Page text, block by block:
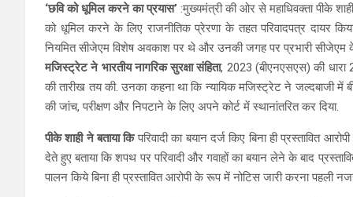
‘छवि को धूमिल करने का प्रयास’ :मुख्यमंत्री की ओर से महाधिवक्ता पीके
को धूमिल करने के लिए राजनीतिक प्रेरणा के तहत परिवादपत्र दायर
नियमित सीजेएम विशेष अवकाश पर थे और उनकी जगह पर प्रभारी
मजिस्ट्रेट ने भारतीय नागरिक सुरक्षा संहिता, 2023 (बीएनएसएस) की धारा
की तारीख तय की. उनका कहना था कि न्यायिक मजिस्ट्रेट ने जल्दबाजी
की जांच, परीक्षण और निपटाने के लिए अपने कोर्ट में स्थानांतरित कर दिया.
पीके शाही ने बताया किपरिवादी का बयान दर्ज किए बिना ही प्रस्तावित
देते हुए बताया कि शपथ पर परिवादी और गवाहों का बयान लेने के बाद
पालन किये बिना ही प्रस्तावित आरोपी के रूप में नोटिस जारी करना पहली